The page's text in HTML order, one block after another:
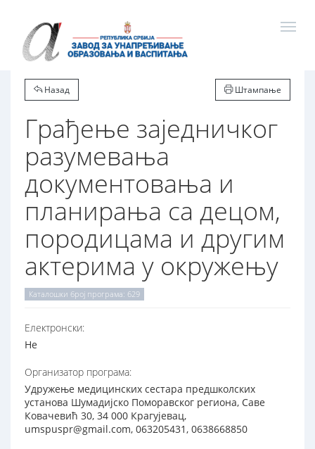
Назад Штампање
Грађење заједничког
разумевања
документовања и
планирања са децом,
породицама и другим
актерима у окружењу
Каталошки број програма: 629
Електронски:
Не
Организатор програма:
Удружење медицинских сестара предшколских
установа Шумадијско Поморавског региона, Саве
Ковачевић 30, 34 000 Крагујевац,
umspuspr@gmail.com, 063205431, 0638668850